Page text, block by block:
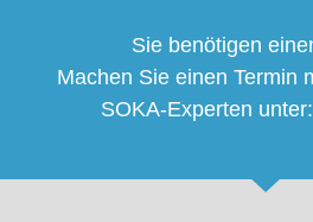
Sie benötigen
Machen Sie einen Termin
SOKA-Experten unter: